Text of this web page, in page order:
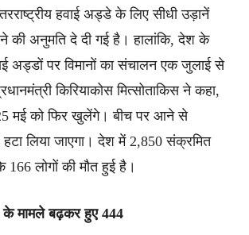
हवाई अड्डे के लिए सीधी उड़ानें
की अनुमति दे दी गई है। हालांकि, देश के
अड्डों पर विमानों का संचालन एक जुलाई से
किरियाकोस मित्सोताकिस ने कहा,
मई को फिर खुलेंगे। बीच पर आने से
हटा लिया जाएगा। देश में 2,850 संक्रमित
166 लोगों की मौत हुई है।
मामले बढ़कर हुए 444